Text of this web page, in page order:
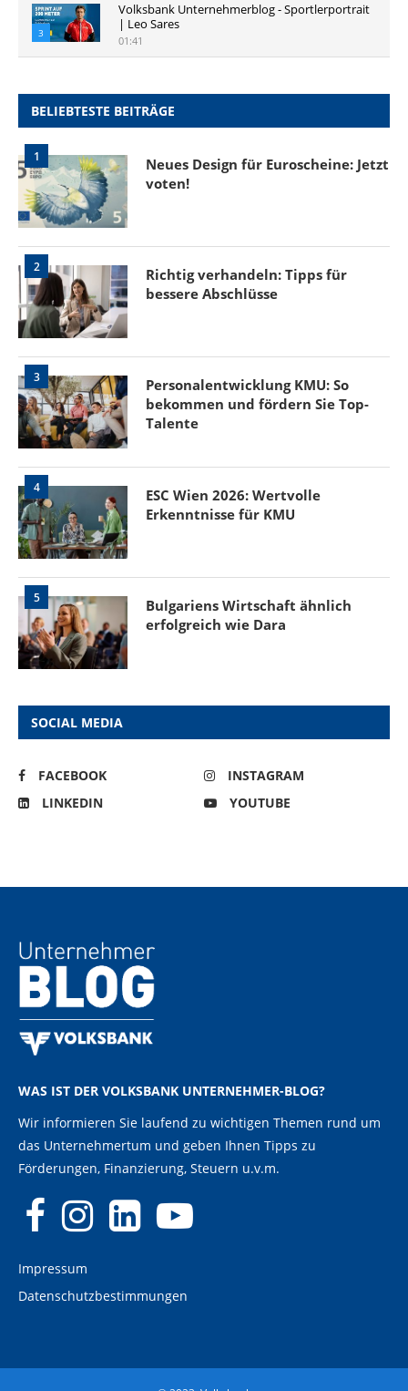
3
Volksbank Unternehmerblog - Sportlerportrait
| Leo Sares
01:41
BELIEBTESTE BEITRÄGE
1
Neues Design für Euroscheine: Jetzt
voten!
2
Richtig verhandeln: Tipps für
bessere Abschlüsse
3
Personalentwicklung KMU: So
bekommen und fördern Sie Top-
Talente
4
ESC Wien 2026: Wertvolle
Erkenntnisse für KMU
5
Bulgariens Wirtschaft ähnlich
erfolgreich wie Dara
SOCIAL MEDIA
FACEBOOK
INSTAGRAM
LINKEDIN
YOUTUBE
WAS IST DER VOLKSBANK UNTERNEHMER-BLOG?
Wir informieren Sie laufend zu wichtigen Themen rund um
das Unternehmertum und geben Ihnen Tipps zu
Förderungen, Finanzierung, Steuern u.v.m.
Impressum
Datenschutzbestimmungen